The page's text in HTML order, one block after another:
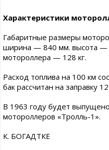
Характеристики
Габаритные размеры
ширина — 840 мм. высота —
мотороллера — 128 кг.
Расход топлива на 100 км
бак рассчитан на заправку
В 1963 году будет
мотороллеров «Тролль-1».
К. БОГАДТКЕ